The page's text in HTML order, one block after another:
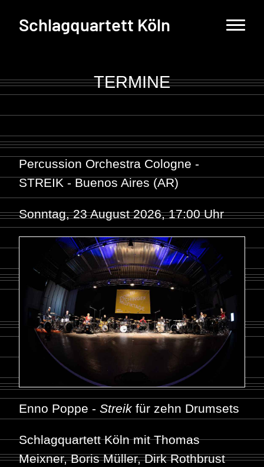
Schlagquartett Köln
TERMINE
Percussion Orchestra Cologne -
STREIK - Buenos Aires (AR)
Sonntag, 23 August 2026, 17:00 Uhr
Enno Poppe -Streik für zehn Drumsets
Schlagquartett Köln mit Thomas
Meixner, Boris Müller, Dirk Rothbrust